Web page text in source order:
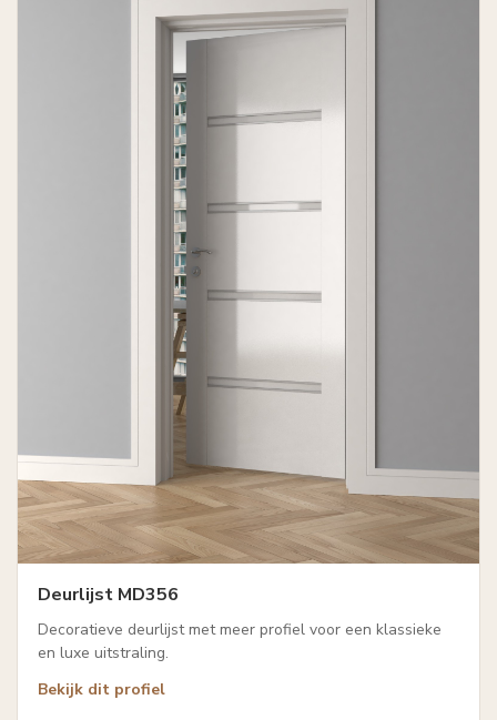
Deurlijst MD356
Decoratieve deurlijst met meer profiel voor een klassieke
en luxe uitstraling.
Bekijk dit profiel